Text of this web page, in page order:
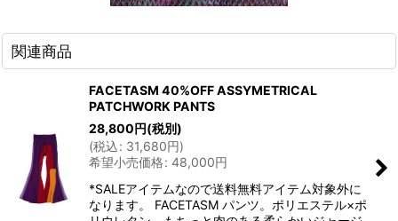
関連商品
FACETASM 40%OFF ASSYMETRICAL
PATCHWORK PANTS
28,800円(税別)
(税込: 31,680円)
希望小売価格: 48,000円
*SALEアイテムなので送料無料アイテム対象外に
なります。 FACETASM パンツ。ポリエステル×ポ